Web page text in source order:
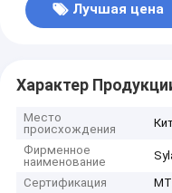
Лучшая цена
Характер
Место
происхождения
Фирменное
наименование
Сертификация